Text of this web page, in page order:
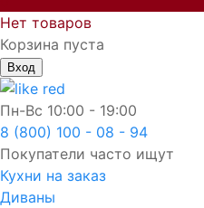
Нет товаров
Корзина пуста
Вход
Пн-Вс 10:00 - 19:00
8 (800) 100 - 08 - 94
Покупатели часто ищут
Кухни на заказ
Диваны